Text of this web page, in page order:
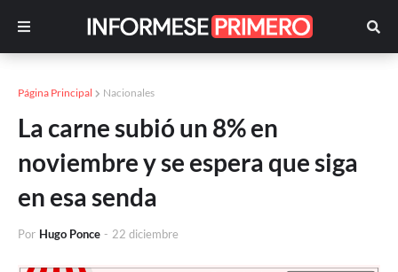
Página Principal Nacionales
La carne subió un 8% en
noviembre y se espera que siga
en esa senda
Por Hugo Ponce - 22 diciembre